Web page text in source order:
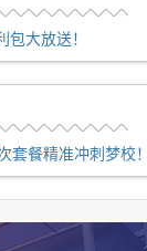
大放送！
套餐精准冲刺梦校！